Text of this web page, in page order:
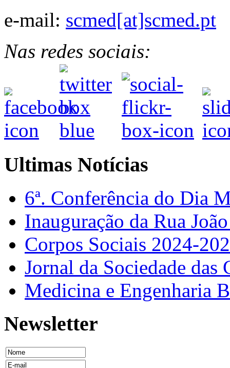
e-mail: scmed[at]scmed.pt
Nas redes sociais:
Ultimas Notícias
6ª. Conferência do Dia
Inauguração da Rua
Corpos Sociais 2024-
Jornal da Sociedade
Medicina e Engenharia
Newsletter